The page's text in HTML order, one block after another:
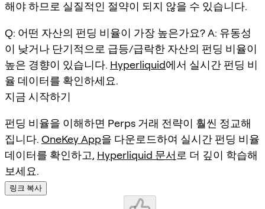
해야 하므로 실질적인 절약이 되지 않을 수 있습니다.
Q: 어떤 자산의 펀딩 비율이 가장 높은가요? A: 유동성
이 낮거나 단기적으로 급등/급락한 자산의 펀딩 비율이
높은 경향이 있습니다. Hyperliquid에서 실시간 펀딩 비
율 데이터를 확인하세요.
지금 시작하기
펀딩 비율을 이해하면 Perps 거래 전략이 훨씬 정교해
집니다. OneKey App을 다운로드하여 실시간 펀딩 비율
데이터를 확인하고, Hyperliquid 문서 로 더 깊이 학습해
보세요.
링크 복사